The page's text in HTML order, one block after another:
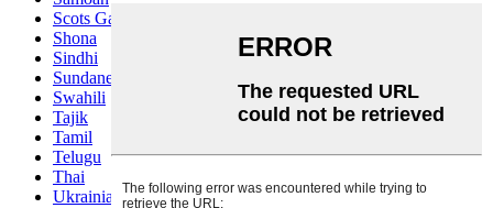
Scots Gaelic
Shona
Sindhi
Sundanese
Swahili
Tajik
Tamil
Telugu
Thai
Ukrainian